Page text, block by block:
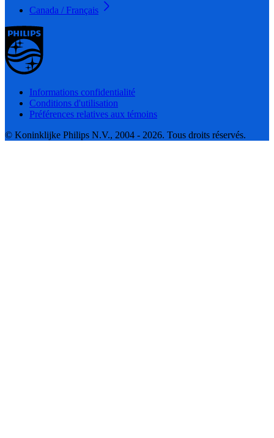
Canada / Français
Informations confidentialité
Conditions d'utilisation
Préférences relatives aux témoins
© Koninklijke Philips N.V., 2004 - 2026. Tous droits réservés.